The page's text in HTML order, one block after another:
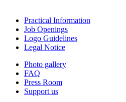
Practical Information
Job Openings
Logo Guidelines
Legal Notice
Photo gallery
FAQ
Press Room
Support us